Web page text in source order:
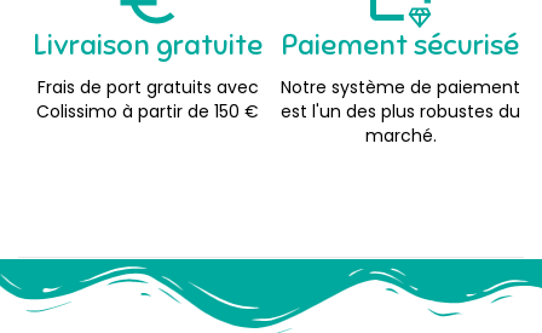
Livraison gratuite
Frais de port gratuits avec
Colissimo à partir de 150 €
Paiement sécurisé
Notre système de paiement
est l'un des plus robustes du
marché.